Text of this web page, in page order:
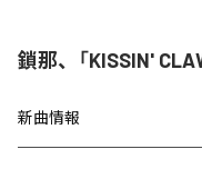
鎖那、「KISSIN'
新曲情報